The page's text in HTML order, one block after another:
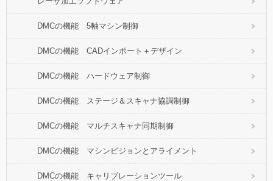
DMCの機能 5軸マシン制御
DMCの機能 CADインポート＋デザイン
DMCの機能 ハードウェア制御
DMCの機能 ステージ＆スキャナ協調制御
DMCの機能 マルチスキャナ同期制御
DMCの機能 マシンビジョンとアライメント
DMCの機能 キャリブレーションツール